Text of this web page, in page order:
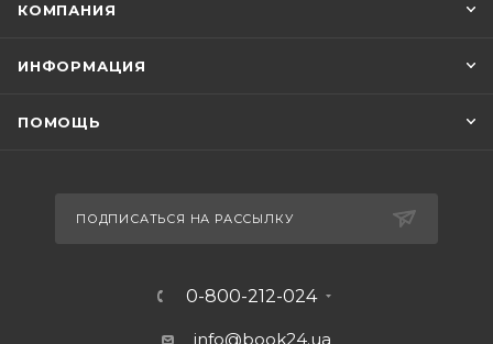
КОМПАНИЯ
ИНФОРМАЦИЯ
ПОМОЩЬ
ПОДПИСАТЬСЯ НА РАССЫЛКУ
0-800-212-024
info@book24.ua